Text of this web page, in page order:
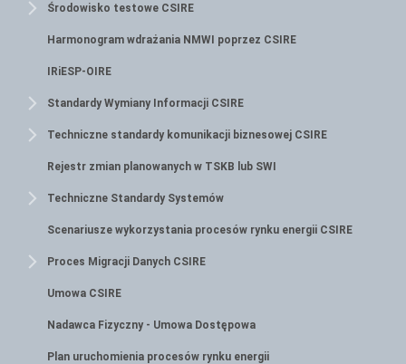
Środowisko testowe CSIRE
Harmonogram wdrażania NMWI poprzez CSIRE
IRiESP-OIRE
Standardy Wymiany Informacji CSIRE
Techniczne standardy komunikacji biznesowej CSIRE
Rejestr zmian planowanych w TSKB lub SWI
Techniczne Standardy Systemów
Scenariusze wykorzystania procesów rynku energii CSIRE
Proces Migracji Danych CSIRE
Umowa CSIRE
Nadawca Fizyczny - Umowa Dostępowa
Plan uruchomienia procesów rynku energii